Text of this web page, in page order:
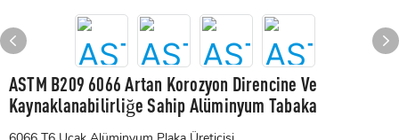
ASTM B209 6066 Artan Korozyon Direncine Ve
Kaynaklanabilirliğe Sahip Alüminyum Tabaka